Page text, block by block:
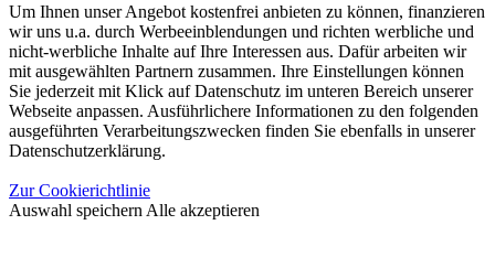
Um Ihnen unser Angebot kostenfrei anbieten zu können, finanzieren
wir uns u.a. durch Werbeeinblendungen und richten werbliche und
nicht-werbliche Inhalte auf Ihre Interessen aus. Dafür arbeiten wir
mit ausgewählten Partnern zusammen. Ihre Einstellungen können
Sie jederzeit mit Klick auf Datenschutz im unteren Bereich unserer
Webseite anpassen. Ausführlichere Informationen zu den folgenden
ausgeführten Verarbeitungszwecken finden Sie ebenfalls in unserer
Datenschutzerklärung.
Zur Cookierichtlinie
Auswahl speichern Alle akzeptieren